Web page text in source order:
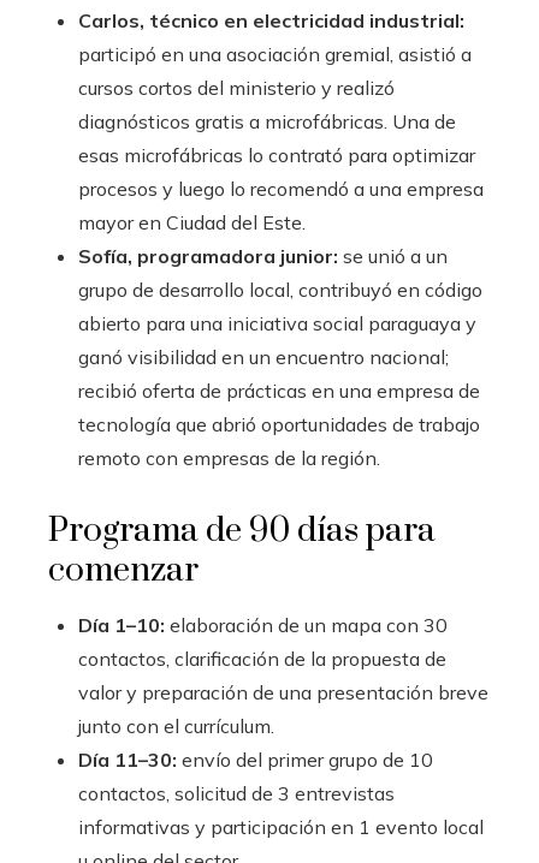
Carlos, técnico en electricidad industrial:
participó en una asociación gremial, asistió a
cursos cortos del ministerio y realizó
diagnósticos gratis a microfábricas. Una de
esas microfábricas lo contrató para optimizar
procesos y luego lo recomendó a una empresa
mayor en Ciudad del Este.
Sofía, programadora junior: se unió a un
grupo de desarrollo local, contribuyó en código
abierto para una iniciativa social paraguaya y
ganó visibilidad en un encuentro nacional;
recibió oferta de prácticas en una empresa de
tecnología que abrió oportunidades de trabajo
remoto con empresas de la región.
Programa de 90 días para
comenzar
Día 1–10: elaboración de un mapa con 30
contactos, clarificación de la propuesta de
valor y preparación de una presentación breve
junto con el currículum.
Día 11–30: envío del primer grupo de 10
contactos, solicitud de 3 entrevistas
informativas y participación en 1 evento local